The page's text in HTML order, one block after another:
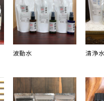
波動水 清浄水